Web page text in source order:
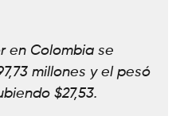
en Colombia se
73 millones y el pesó
$27,53.